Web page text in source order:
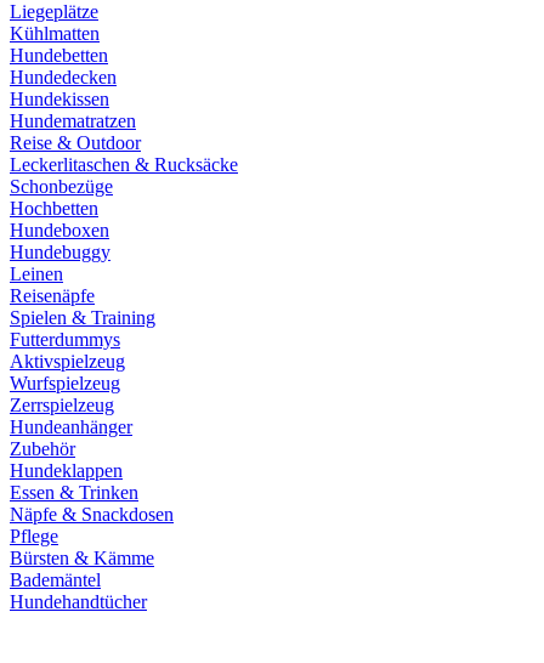
Liegeplätze
Kühlmatten
Hundebetten
Hundedecken
Hundekissen
Hundematratzen
Reise & Outdoor
Leckerlitaschen & Rucksäcke
Schonbezüge
Hochbetten
Hundeboxen
Hundebuggy
Leinen
Reisenäpfe
Spielen & Training
Futterdummys
Aktivspielzeug
Wurfspielzeug
Zerrspielzeug
Hundeanhänger
Zubehör
Hundeklappen
Essen & Trinken
Näpfe & Snackdosen
Pflege
Bürsten & Kämme
Bademäntel
Hundehandtücher